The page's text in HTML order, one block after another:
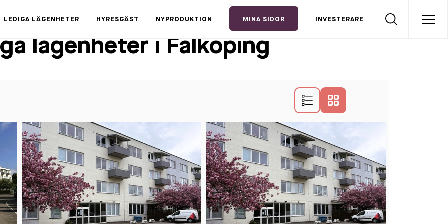
LEDIGA LÄGENHETER HYRESGÄST NYPRODUKTION MINA SIDOR INVESTERARE
lägenheter i Falköping